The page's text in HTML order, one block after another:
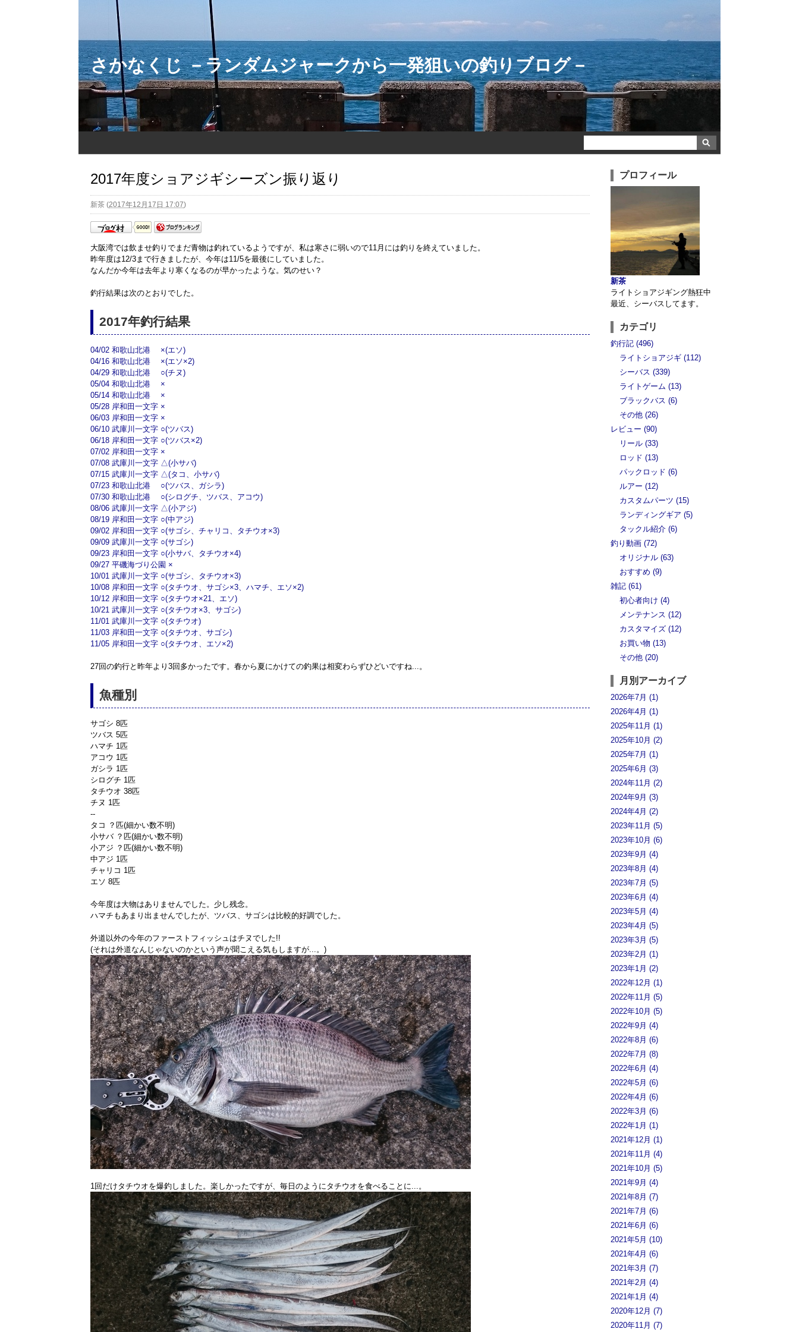
さかなくじ －ランダムジャークから一発狙いの釣りブログ－
2017年度ショアジギシーズン振り返り
新茶 (2017年12月17日 17:07)
大阪湾では飲ませ釣りでまだ青物は釣れているようですが、私は寒さに弱いので11月には釣りを終えていました。
昨年度は12/3まで行きましたが、今年は11/5を最後にしていました。
なんだか今年は去年より寒くなるのが早かったような。気のせい？
釣行結果は次のとおりでした。
2017年釣行結果
04/02 和歌山北港 ×(エソ)
04/16 和歌山北港 ×(エソ×2)
04/29 和歌山北港 ○(チヌ)
05/04 和歌山北港 ×
05/14 和歌山北港 ×
05/28 岸和田一文字 ×
06/03 岸和田一文字 ×
06/10 武庫川一文字 ○(ツバス)
06/18 岸和田一文字 ○(ツバス×2)
07/02 岸和田一文字 ×
07/08 武庫川一文字 △(小サバ)
07/15 武庫川一文字 △(タコ、小サバ)
07/23 和歌山北港 ○(ツバス、ガシラ)
07/30 和歌山北港 ○(シログチ、ツバス、アコウ)
08/06 武庫川一文字 △(小アジ)
08/19 岸和田一文字 ○(中アジ)
09/02 岸和田一文字 ○(サゴシ、チャリコ、タチウオ×3)
09/09 武庫川一文字 ○(サゴシ)
09/23 岸和田一文字 ○(小サバ、タチウオ×4)
09/27 平磯海づり公園 ×
10/01 武庫川一文字 ○(サゴシ、タチウオ×3)
10/08 岸和田一文字 ○(タチウオ、サゴシ×3、ハマチ、エソ×2)
10/12 岸和田一文字 ○(タチウオ×21、エソ)
10/21 武庫川一文字 ○(タチウオ×3、サゴシ)
11/01 武庫川一文字 ○(タチウオ)
11/03 岸和田一文字 ○(タチウオ、サゴシ)
11/05 岸和田一文字 ○(タチウオ、エソ×2)
27回の釣行と昨年より3回多かったです。春から夏にかけての釣果は相変わらずひどいですね...。
魚種別
サゴシ 8匹
ツバス 5匹
ハマチ 1匹
アコウ 1匹
ガシラ 1匹
シログチ 1匹
タチウオ 38匹
チヌ 1匹
--
タコ ？匹(細かい数不明)
小サバ ？匹(細かい数不明)
小アジ ？匹(細かい数不明)
中アジ 1匹
チャリコ 1匹
エソ 8匹
今年度は大物はありませんでした。少し残念。
ハマチもあまり出ませんでしたが、ツバス、サゴシは比較的好調でした。
外道以外の今年のファーストフィッシュはチヌでした!!
(それは外道なんじゃないのかという声が聞こえる気もしますが...。)
1回だけタチウオを爆釣しました。楽しかったですが、毎日のようにタチウオを食べることに...。
プロフィール
新茶
ライトショアジギング熱狂中
最近、シーバスしてます。
カテゴリ
釣行記 (496)
ライトショアジギ (112)
シーバス (339)
ライトゲーム (13)
ブラックバス (6)
その他 (26)
レビュー (90)
リール (33)
ロッド (13)
パックロッド (6)
ルアー (12)
カスタムパーツ (15)
ランディングギア (5)
タックル紹介 (6)
釣り動画 (72)
オリジナル (63)
おすすめ (9)
雑記 (61)
初心者向け (4)
メンテナンス (12)
カスタマイズ (12)
お買い物 (13)
その他 (20)
月別アーカイブ
2026年7月 (1)
2026年4月 (1)
2025年11月 (1)
2025年10月 (2)
2025年7月 (1)
2025年6月 (3)
2024年11月 (2)
2024年9月 (3)
2024年4月 (2)
2023年11月 (5)
2023年10月 (6)
2023年9月 (4)
2023年8月 (4)
2023年7月 (5)
2023年6月 (4)
2023年5月 (4)
2023年4月 (5)
2023年3月 (5)
2023年2月 (1)
2023年1月 (2)
2022年12月 (1)
2022年11月 (5)
2022年10月 (5)
2022年9月 (4)
2022年8月 (6)
2022年7月 (8)
2022年6月 (4)
2022年5月 (6)
2022年4月 (6)
2022年3月 (6)
2022年1月 (1)
2021年12月 (1)
2021年11月 (4)
2021年10月 (5)
2021年9月 (4)
2021年8月 (7)
2021年7月 (6)
2021年6月 (6)
2021年5月 (10)
2021年4月 (6)
2021年3月 (7)
2021年2月 (4)
2021年1月 (4)
2020年12月 (7)
2020年11月 (7)